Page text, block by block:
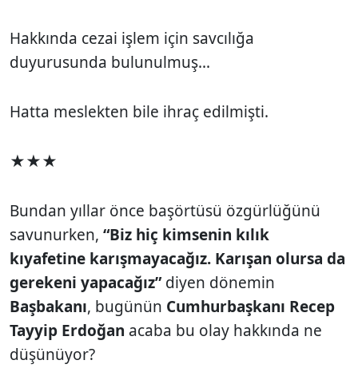
Hakkında cezai işlem için savcılığa
duyurusunda bulunulmuş...
Hatta meslekten bile ihraç edilmişti.
★★★
Bundan yıllar önce başörtüsü özgürlüğünü
savunurken, “Biz hiç kimsenin kılık
kıyafetine karışmayacağız. Karışan olursa da
gerekeni yapacağız”diyen dönemin
Başbakanı, bugünün Cumhurbaşkanı Recep
Tayyip Erdoğan acaba bu olay hakkında ne
düşünüyor?